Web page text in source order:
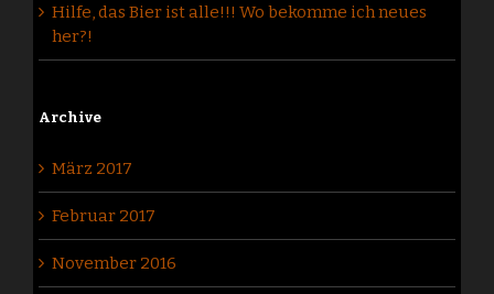
Hilfe, das Bier ist alle!!! Wo bekomme ich neues
her?!
Archive
März 2017
Februar 2017
November 2016